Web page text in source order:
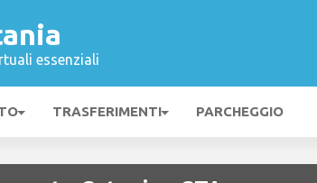
essenziali
TRASFERIMENTI PARCHEGGIO